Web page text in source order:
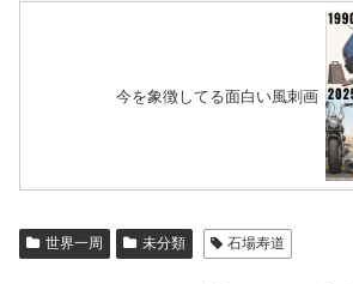
今を象徴してる面白い風刺画
世界一周 未分類 石場寿道